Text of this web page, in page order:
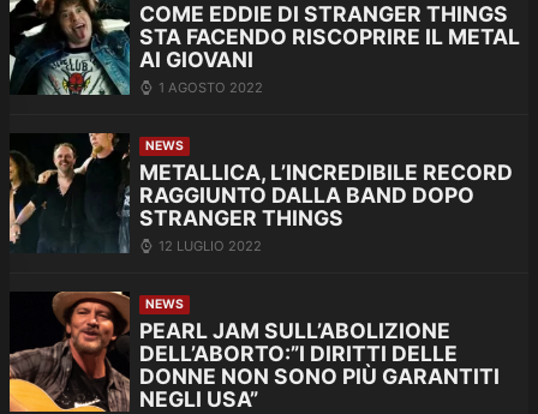
COME EDDIE DI STRANGER THINGS
STA FACENDO RISCOPRIRE IL METAL
AI GIOVANI
1 AGOSTO 2022
NEWS
METALLICA, L’INCREDIBILE RECORD
RAGGIUNTO DALLA BAND DOPO
STRANGER THINGS
12 LUGLIO 2022
NEWS
PEARL JAM SULL’ABOLIZIONE
DELL’ABORTO:”I DIRITTI DELLE
DONNE NON SONO PIÙ GARANTITI
NEGLI USA”